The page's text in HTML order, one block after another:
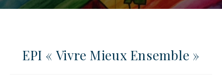
EPI « Vivre Mieux Ensemble »